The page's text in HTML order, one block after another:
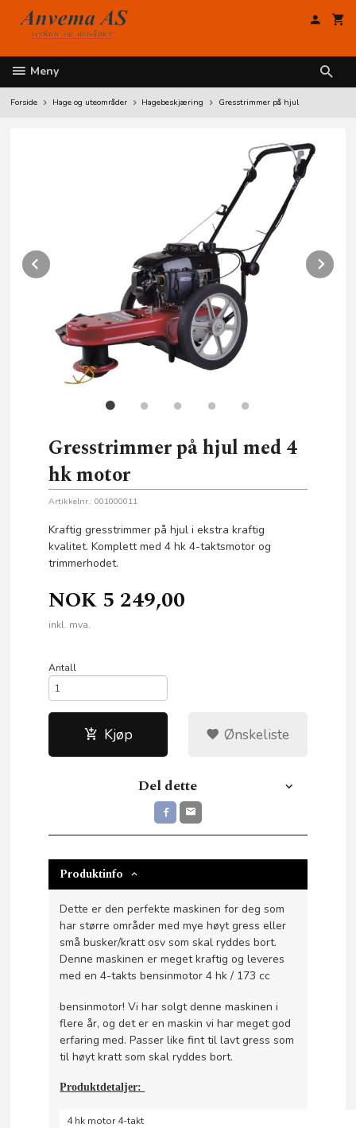
innholdet
Meny
Forside Hage og uteområder Hagebeskjæring Gresstrimmer på hjul
Prev
Gresstrimmer på hjul med 4
hk motor
Artikkelnr.: 001000011
Kraftig gresstrimmer på hjul i ekstra kraftig
kvalitet. Komplett med 4 hk 4-taktsmotor og
trimmerhodet.
NOK 5 249,00
inkl. mva.
Antall
Kjøp Ønskeliste
Del dette
Produktinfo
Dette er den perfekte maskinen for deg som
har større områder med mye høyt gress eller
små busker/kratt osv som skal ryddes bort.
Denne maskinen er meget kraftig og leveres
med en 4-takts bensinmotor 4 hk / 173 cc
bensinmotor! Vi har solgt denne maskinen i
flere år, og det er en maskin vi har meget god
erfaring med. Passer like fint til lavt gress som
til høyt kratt som skal ryddes bort.
Produktdetaljer:
4 hk motor 4-takt